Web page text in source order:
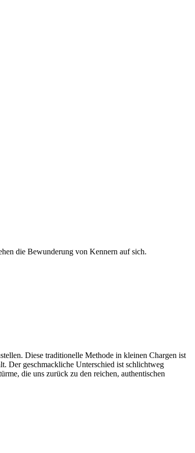
die Bewunderung von Kennern auf sich.
Diese traditionelle Methode in kleinen Chargen ist
Der geschmackliche Unterschied ist schlichtweg
die uns zurück zu den reichen, authentischen